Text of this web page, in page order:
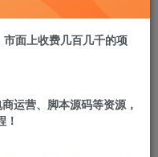
面上收费几百几千的项
运营、脚本源码等资源，